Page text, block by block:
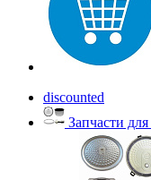
discounted
Запчасти